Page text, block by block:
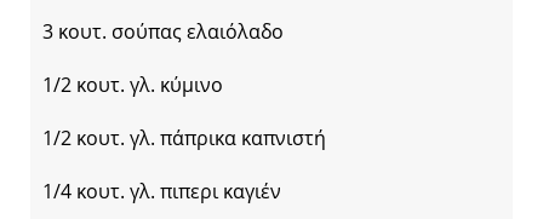
3 κουτ. σούπας ελαιόλαδο
1/2 κουτ. γλ. κύμινο
1/2 κουτ. γλ. πάπρικα καπνιστή
1/4 κουτ. γλ. πιπερι καγιέν